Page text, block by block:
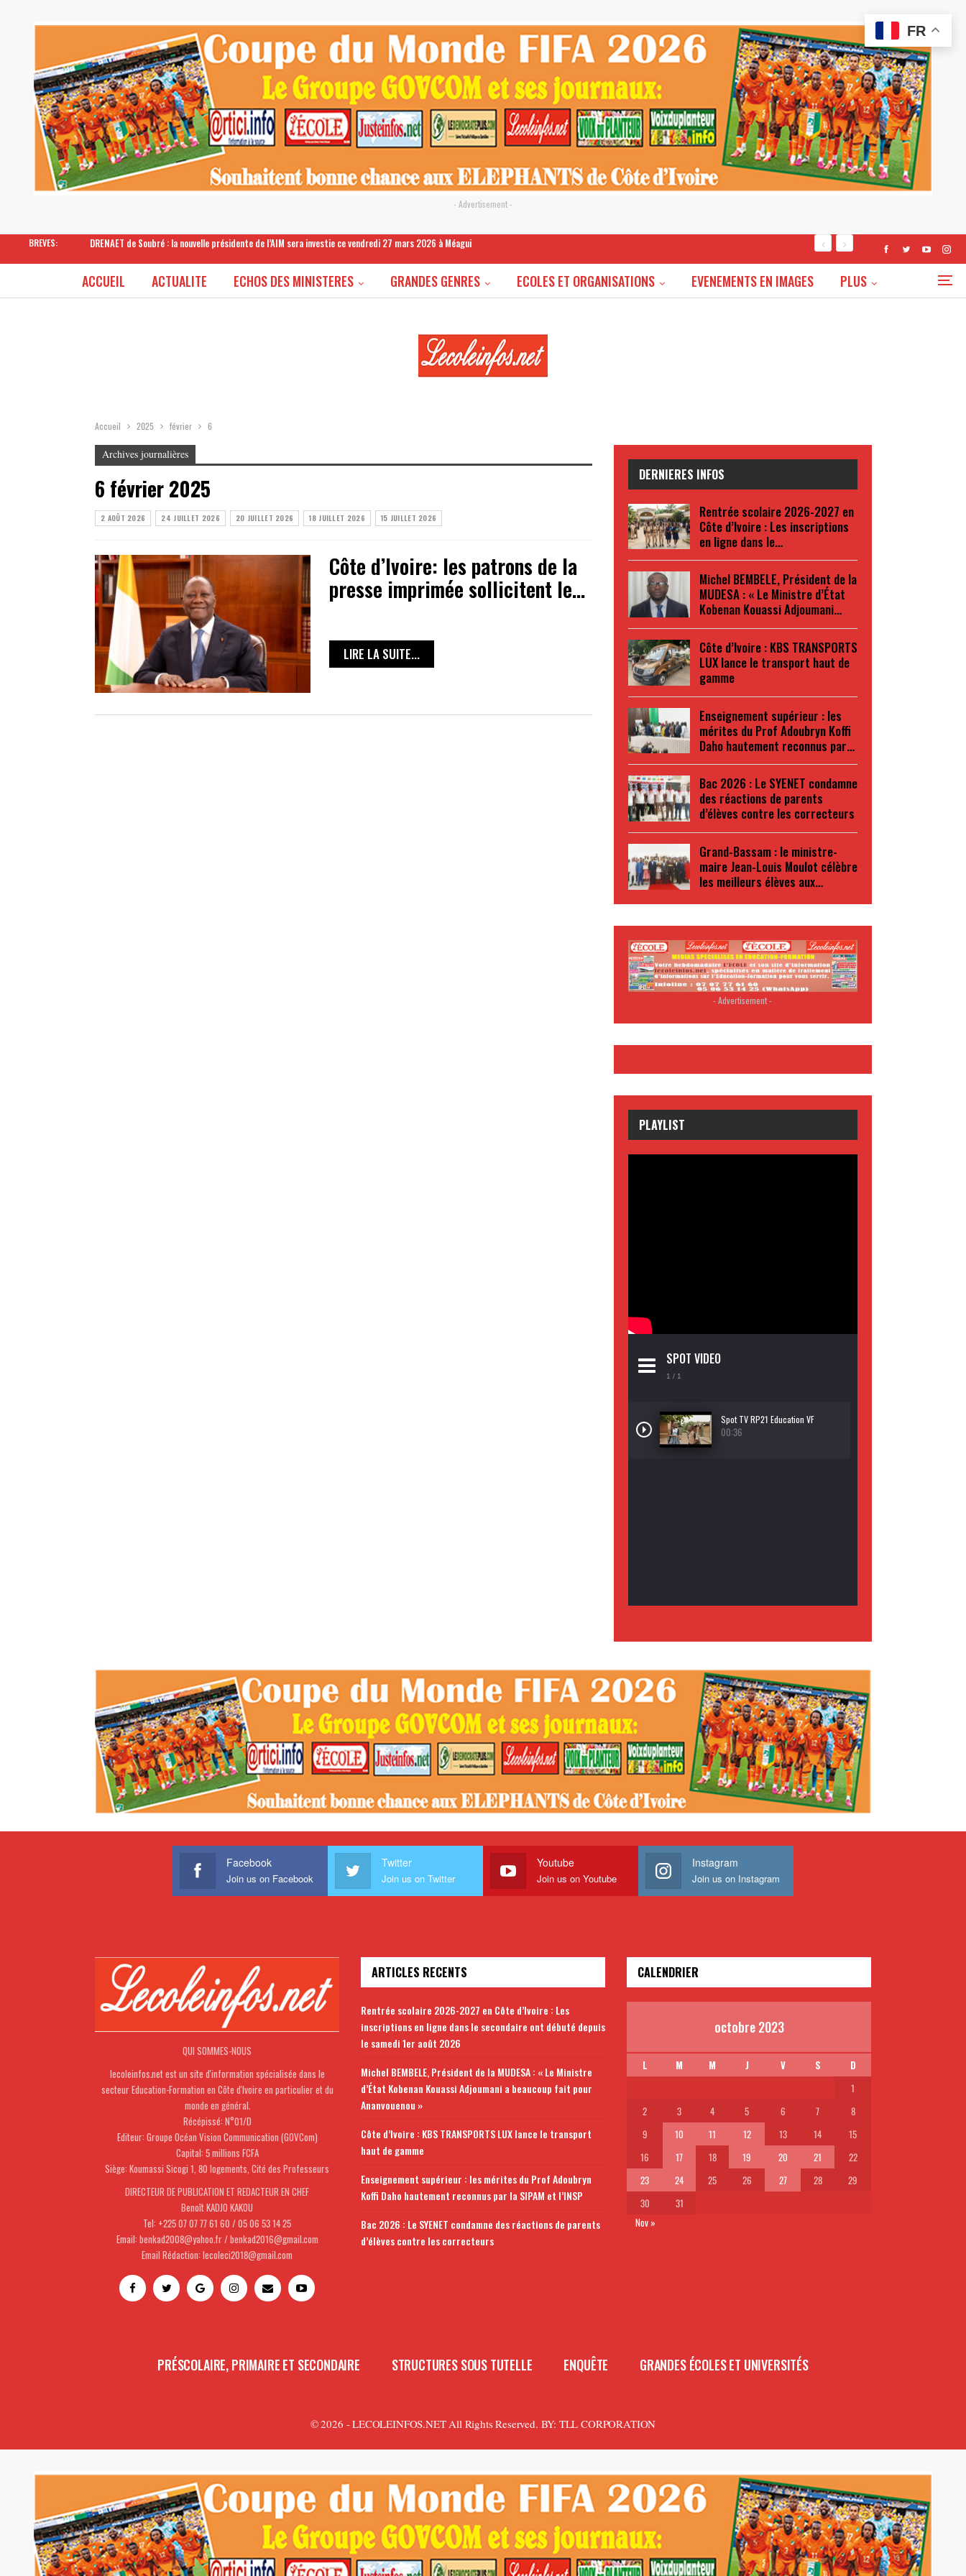
- Advertisement -
BREVES: DRENAET de Soubré : la nouvelle présidente de l’AIM sera investie ce vendredi 27 mars 2026 à Méagui
ACCUEIL ACTUALITE ECHOS DES MINISTERES GRANDES GENRES ECOLES ET ORGANISATIONS EVENEMENTS EN IMAGES PLUS
Accueil 2025 février 6
Archives journalières
6 février 2025
2 AOÛT 2026 24 JUILLET 2026 20 JUILLET 2026 18 JUILLET 2026 15 JUILLET 2026
Côte d’Ivoire: les patrons de la
presse imprimée sollicitent le…
LIRE LA SUITE...
DERNIERES INFOS
Rentrée scolaire 2026-2027 en
Côte d’Ivoire : Les inscriptions
en ligne dans le…
Michel BEMBELE, Président de la
MUDESA : « Le Ministre d’État
Kobenan Kouassi Adjoumani…
Côte d’Ivoire : KBS TRANSPORTS
LUX lance le transport haut de
gamme
Enseignement supérieur : les
mérites du Prof Adoubryn Koffi
Daho hautement reconnus par…
Bac 2026 : Le SYENET condamne
des réactions de parents
d’élèves contre les correcteurs
Grand-Bassam : le ministre-
maire Jean-Louis Moulot célèbre
les meilleurs élèves aux…
- Advertisement -
PLAYLIST
SPOT VIDEO
1 / 1
Spot TV RP21 Education VF
00:36
Facebook
Join us on Facebook
Twitter
Join us on Twitter
Youtube
Join us on Youtube
Instagram
Join us on Instagram
QUI SOMMES-NOUS
lecoleinfos.net est un site d'information spécialisée dans le
secteur Education-Formation en Côte d'Ivoire en particulier et du
monde en général.
Récépissé: N°01/D
Editeur: Groupe Océan Vision Communication (GOVCom)
Capital: 5 millions FCFA
Siège: Koumassi Sicogi 1, 80 logements, Cité des Professeurs
DIRECTEUR DE PUBLICATION ET REDACTEUR EN CHEF
Benoît KADJO KAKOU
Tel: +225 07 07 77 61 60 / 05 06 53 14 25
Email: benkad2008@yahoo.fr / benkad2016@gmail.com
Email Rédaction: lecoleci2018@gmail.com
ARTICLES RECENTS
Rentrée scolaire 2026-2027 en Côte d’Ivoire : Les
inscriptions en ligne dans le secondaire ont débuté depuis
le samedi 1er août 2026
Michel BEMBELE, Président de la MUDESA : « Le Ministre
d’État Kobenan Kouassi Adjoumani a beaucoup fait pour
Ananvouenou »
Côte d’Ivoire : KBS TRANSPORTS LUX lance le transport
haut de gamme
Enseignement supérieur : les mérites du Prof Adoubryn
Koffi Daho hautement reconnus par la SIPAM et l’INSP
Bac 2026 : Le SYENET condamne des réactions de parents
d’élèves contre les correcteurs
CALENDRIER
octobre 2023
L M M J V S
D
1
2
3 4 5 6 7
8
9
10 11 12 13 14
15
16
17 18 19 20 21
22
23
24 25 26 27 28
29
30
31
Nov »
PRÉSCOLAIRE, PRIMAIRE ET SECONDAIRE STRUCTURES SOUS TUTELLE ENQUÊTE GRANDES ÉCOLES ET UNIVERSITÉS
© 2026 - LECOLEINFOS.NET All Rights Reserved. BY: TLL CORPORATION
FR